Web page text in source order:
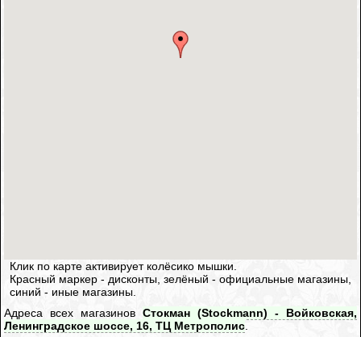
Клик по карте активирует колёсико мышки.
Красный маркер - дисконты, зелёный - официальные магазины,
синий - иные магазины.
Адреса всех магазинов Стокман (Stockmann) - Войковская,
Ленинградское шоссе, 16, ТЦ Метрополис.